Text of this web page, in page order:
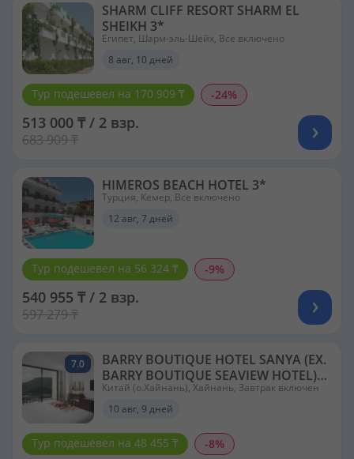
SHARM CLIFF RESORT SHARM EL
SHEIKH 3*
Египет, Шарм-эль-Шейх, Все включено
8 авг, 10 дней
Тур подешевел на 170 909 ₸ -24%
513 000 ₸ / 2 взр.
683 909 ₸
HIMEROS BEACH HOTEL 3*
Турция, Кемер, Все включено
12 авг, 7 дней
Тур подешевел на 56 324 ₸ -9%
540 955 ₸ / 2 взр.
597 279 ₸
7.0
BARRY BOUTIQUE HOTEL SANYA (EX.
BARRY BOUTIQUE SEAVIEW HOTEL)
5*
Китай (о.Хайнань), Хайнань, Завтрак включен
10 авг, 9 дней
Тур подешевел на 48 455 ₸ -8%